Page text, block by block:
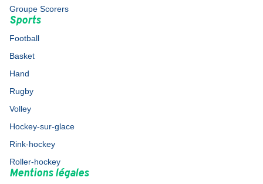
Groupe Scorers
Sports
Football
Basket
Hand
Rugby
Volley
Hockey-sur-glace
Rink-hockey
Roller-hockey
Mentions légales